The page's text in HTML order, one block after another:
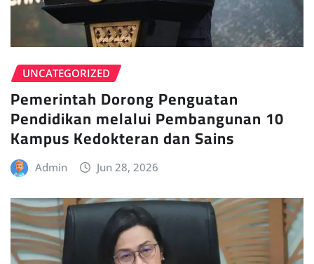
UNCATEGORIZED
Pemerintah Dorong Penguatan
Pendidikan melalui Pembangunan 10
Kampus Kedokteran dan Sains
Admin Jun 28, 2026